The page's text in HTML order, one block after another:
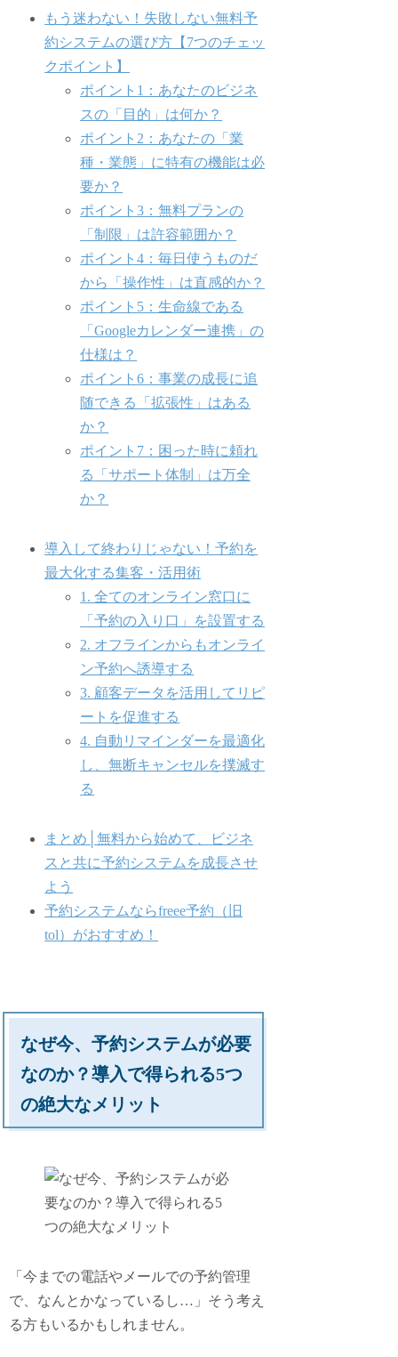
もう迷わない！失敗しない無料予
約システムの選び方【7つのチェッ
クポイント】
ポイント1：あなたのビジネ
スの「目的」は何か？
ポイント2：あなたの「業
種・業態」に特有の機能は必
要か？
ポイント3：無料プランの
「制限」は許容範囲か？
ポイント4：毎日使うものだ
から「操作性」は直感的か？
ポイント5：生命線である
「Googleカレンダー連携」の
仕様は？
ポイント6：事業の成長に追
随できる「拡張性」はある
か？
ポイント7：困った時に頼れ
る「サポート体制」は万全
か？
導入して終わりじゃない！予約を
最大化する集客・活用術
1. 全てのオンライン窓口に
「予約の入り口」を設置する
2. オフラインからもオンライ
ン予約へ誘導する
3. 顧客データを活用してリピ
ートを促進する
4. 自動リマインダーを最適化
し、無断キャンセルを撲滅す
る
まとめ│無料から始めて、ビジネ
スと共に予約システムを成長させ
よう
予約システムならfreee予約（旧
tol）がおすすめ！
なぜ今、予約システムが必要
なのか？導入で得られる5つ
の絶大なメリット
「今までの電話やメールでの予約管理
で、なんとかなっているし…」そう考え
る方もいるかもしれません。